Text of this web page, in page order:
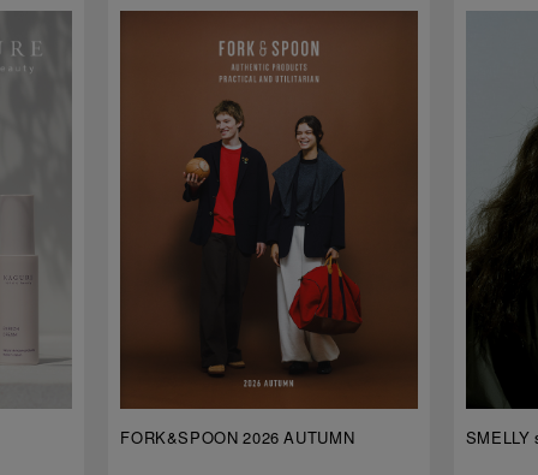
FORK&SPOON 2026 AUTUMN SMELLY